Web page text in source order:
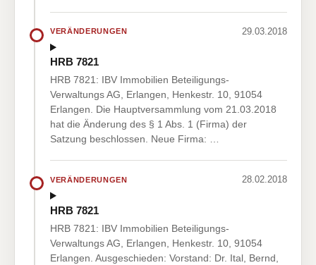
VERÄNDERUNGEN 29.03.2018
HRB 7821
HRB 7821: IBV Immobilien Beteiligungs-
Verwaltungs AG, Erlangen, Henkestr. 10, 91054
Erlangen. Die Hauptversammlung vom 21.03.2018
hat die Änderung des § 1 Abs. 1 (Firma) der
Satzung beschlossen. Neue Firma: …
VERÄNDERUNGEN 28.02.2018
HRB 7821
HRB 7821: IBV Immobilien Beteiligungs-
Verwaltungs AG, Erlangen, Henkestr. 10, 91054
Erlangen. Ausgeschieden: Vorstand: Dr. Ital, Bernd,